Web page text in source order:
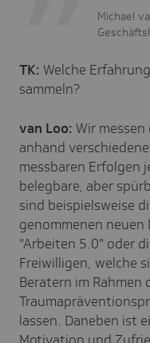
Michael
TK: Welche
sammeln?
van Loo: Wir
anhand
messbaren Erfolgen
belegbare, aber
sind beispielsweise
genommenen neuen
"Arbeiten 5.0" oder
Freiwilligen, welche
Beratern im Rahmen
lassen. Daneben ist